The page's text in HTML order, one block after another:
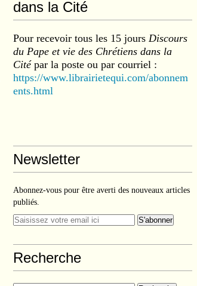
dans la Cité
Pour recevoir tous les 15 jours Discours
du Pape et vie des Chrétiens dans la
Citépar la poste ou par courriel :
https://www.librairietequi.com/abonnem
ents.html
Newsletter
Abonnez-vous pour être averti des nouveaux articles
publiés.
Recherche